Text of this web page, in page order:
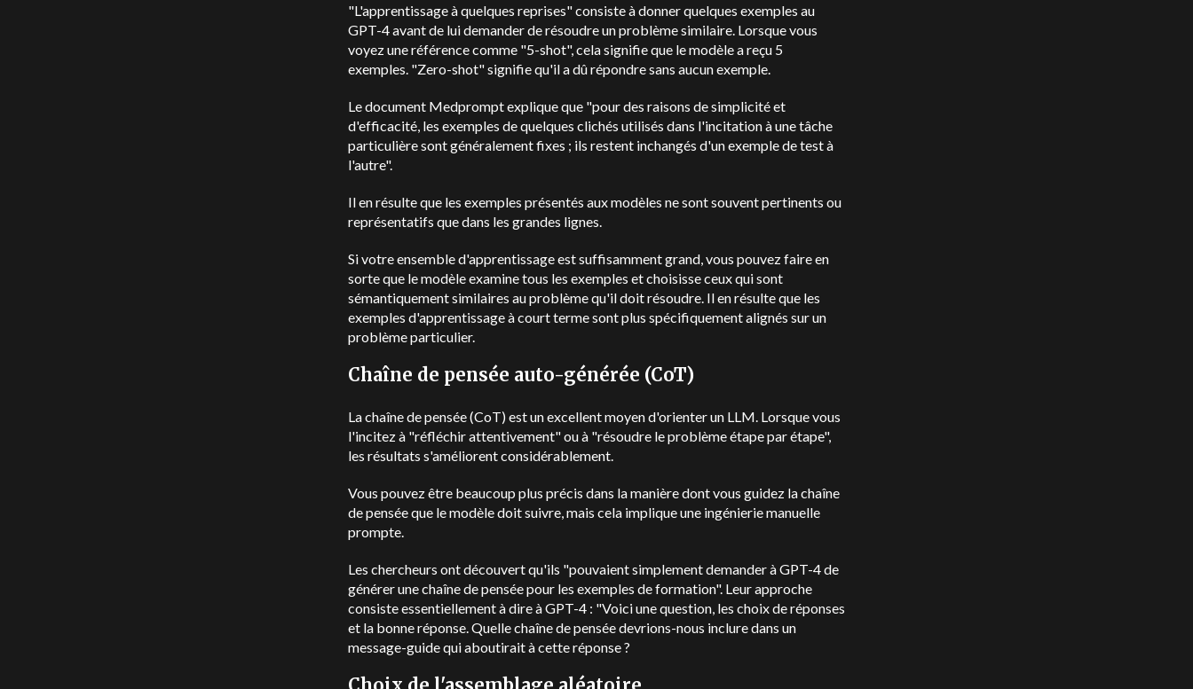
"L'apprentissage à quelques reprises" consiste à donner quelques exemples au
GPT-4 avant de lui demander de résoudre un problème similaire. Lorsque vous
voyez une référence comme "5-shot", cela signifie que le modèle a reçu 5
exemples. "Zero-shot" signifie qu'il a dû répondre sans aucun exemple.
Le document Medprompt explique que "pour des raisons de simplicité et
d'efficacité, les exemples de quelques clichés utilisés dans l'incitation à une tâche
particulière sont généralement fixes ; ils restent inchangés d'un exemple de test à
l'autre".
Il en résulte que les exemples présentés aux modèles ne sont souvent pertinents ou
représentatifs que dans les grandes lignes.
Si votre ensemble d'apprentissage est suffisamment grand, vous pouvez faire en
sorte que le modèle examine tous les exemples et choisisse ceux qui sont
sémantiquement similaires au problème qu'il doit résoudre. Il en résulte que les
exemples d'apprentissage à court terme sont plus spécifiquement alignés sur un
problème particulier.
Chaîne de pensée auto-générée (CoT)
La chaîne de pensée (CoT) est un excellent moyen d'orienter un LLM. Lorsque vous
l'incitez à "réfléchir attentivement" ou à "résoudre le problème étape par étape",
les résultats s'améliorent considérablement.
Vous pouvez être beaucoup plus précis dans la manière dont vous guidez la chaîne
de pensée que le modèle doit suivre, mais cela implique une ingénierie manuelle
prompte.
Les chercheurs ont découvert qu'ils "pouvaient simplement demander à GPT-4 de
générer une chaîne de pensée pour les exemples de formation". Leur approche
consiste essentiellement à dire à GPT-4 : "Voici une question, les choix de réponses
et la bonne réponse. Quelle chaîne de pensée devrions-nous inclure dans un
message-guide qui aboutirait à cette réponse ?